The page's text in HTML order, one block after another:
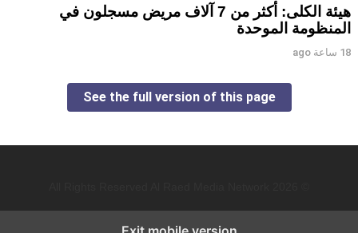
هيئة الكلى: أكثر من 7 آلاف مريض مسجلون في
المنظومة الموحدة
18 ساعة ago
See the full version of this page